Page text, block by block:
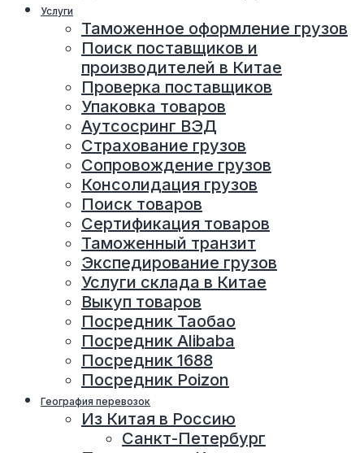
Услуги
Таможенное оформление грузов
Поиск поставщиков и
производителей в Китае
Проверка поставщиков
Упаковка товаров
Аутсосринг ВЭД
Страхование грузов
Сопровождение грузов
Консолидация грузов
Поиск товаров
Сертификация товаров
Таможенный транзит
Экспедирование грузов
Услуги склада в Китае
Выкуп товаров
Посредник Таобао
Посредник Alibaba
Посредник 1688
Посредник Poizon
География перевозок
Из Китая в Россию
Санкт-Петербург